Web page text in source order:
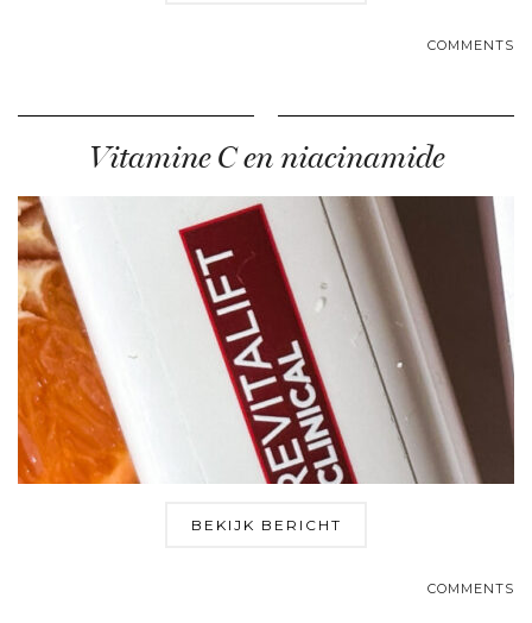
COMMENTS
Vitamine C en niacinamide
BEKIJK BERICHT
COMMENTS